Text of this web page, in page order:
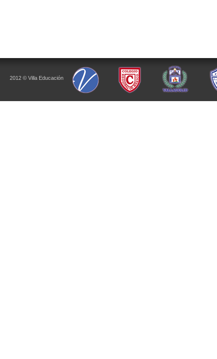
2012 © Villa Educación